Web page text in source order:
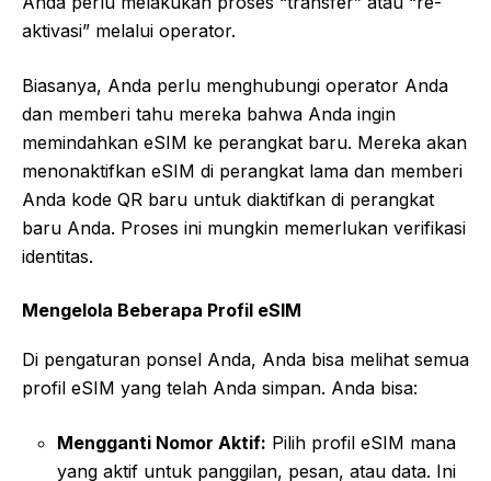
aktivasi” melalui operator.
Biasanya, Anda perlu menghubungi operator Anda
dan memberi tahu mereka bahwa Anda ingin
memindahkan eSIM ke perangkat baru. Mereka akan
menonaktifkan eSIM di perangkat lama dan memberi
Anda kode QR baru untuk diaktifkan di perangkat
baru Anda. Proses ini mungkin memerlukan verifikasi
identitas.
Mengelola Beberapa Profil eSIM
Di pengaturan ponsel Anda, Anda bisa melihat semua
profil eSIM yang telah Anda simpan. Anda bisa:
Mengganti Nomor Aktif: Pilih profil eSIM mana
yang aktif untuk panggilan, pesan, atau data. Ini